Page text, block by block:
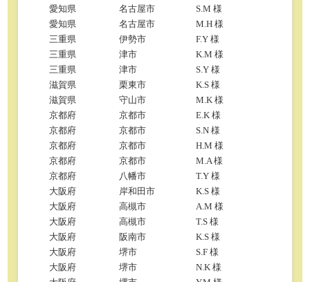
愛知県
名古屋市
S.M 様
愛知県
名古屋市
M.H 様
三重県
伊勢市
F.Y 様
三重県
津市
K.M 様
三重県
津市
S.Y 様
滋賀県
栗東市
K.S 様
滋賀県
守山市
M.K 様
京都府
京都市
E.K 様
京都府
京都市
S.N 様
京都府
京都市
H.M 様
京都府
京都市
M.A 様
京都府
八幡市
T.Y 様
大阪府
岸和田市
K.S 様
大阪府
高槻市
A.M 様
大阪府
高槻市
T.S 様
大阪府
阪南市
K.S 様
大阪府
堺市
S.F 様
大阪府
堺市
N.K 様